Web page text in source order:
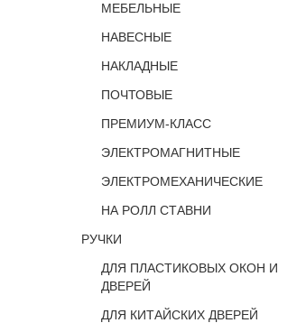
МЕБЕЛЬНЫЕ
НАВЕСНЫЕ
НАКЛАДНЫЕ
ПОЧТОВЫЕ
ПРЕМИУМ-КЛАСС
ЭЛЕКТРОМАГНИТНЫЕ
ЭЛЕКТРОМЕХАНИЧЕСКИЕ
НА РОЛЛ СТАВНИ
РУЧКИ
ДЛЯ ПЛАСТИКОВЫХ ОКОН И
ДВЕРЕЙ
ДЛЯ КИТАЙСКИХ ДВЕРЕЙ